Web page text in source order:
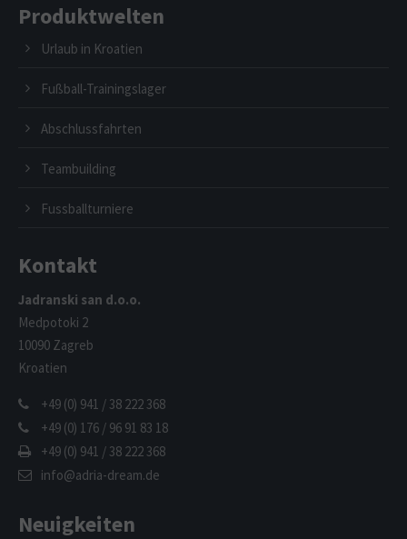
Produktwelten
Urlaub in Kroatien
Fußball-Trainingslager
Abschlussfahrten
Teambuilding
Fussballturniere
Kontakt
Jadranski san d.o.o.
Medpotoki 2
10090 Zagreb
Kroatien
+49 (0) 941 / 38 222 368
+49 (0) 176 / 96 91 83 18
+49 (0) 941 / 38 222 368
info@adria-dream.de
Neuigkeiten